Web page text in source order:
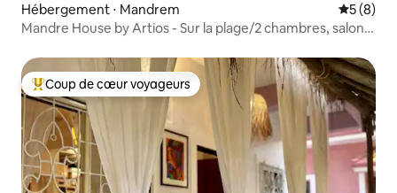
Hébergement ⋅ Mandrem
5 (8)
Mandre House by Artios - Sur la plage/2 chambres, salon
Coups de cœur voyageurs les plus appréciés
Coup de cœur voyageurs